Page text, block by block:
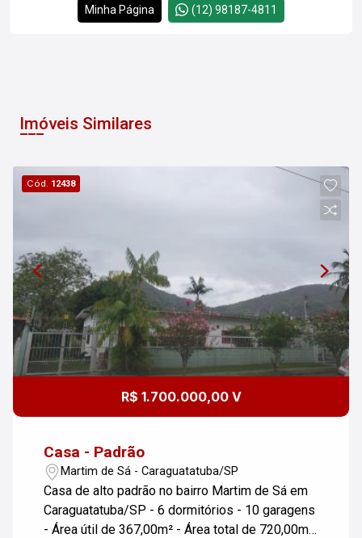
Minha Página (12) 98187-4811
Imóveis Similares
Cód. 12438
R$ 1.700.000,00 V
Casa - Padrão
Martim de Sá - Caraguatatuba/SP
Casa de alto padrão no bairro Martim de Sá em
Caraguatatuba/SP - 6 dormitórios - 10 garagens
- Área útil de 367,00m² - Área total de 720,00m²